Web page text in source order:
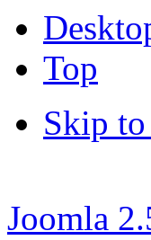
Top
Skip
Joomla